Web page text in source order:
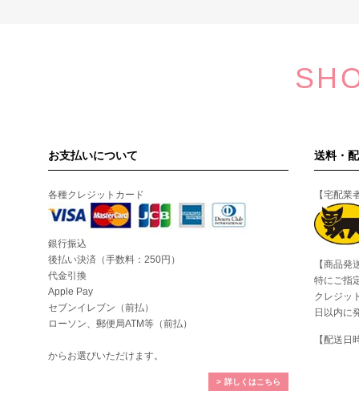
お支払いについて
各種クレジットカード
銀行振込
後払い決済（手数料：250円）
代金引換
Apple Pay
セブンイレブン（前払）
ローソン、郵便局ATM等（前払）
からお選びいただけます。
詳しくはこちら
送料・
【宅配業
【商品発
特にご指
クレジッ
日以内に
【配送